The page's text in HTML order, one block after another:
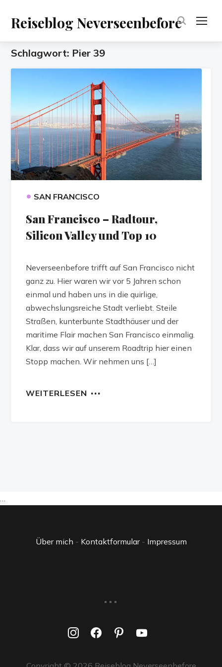
Reiseblog Neverseenbefore
Schlagwort: Pier 39
• SAN FRANCISCO
San Francisco – Radtour,
Silicon Valley und Top 10
Neverseenbefore trifft auf San Francisco nicht
ganz zu. Hier waren wir vor 5 Jahren schon
einmal und haben uns in die quirlige,
abwechslungsreiche Stadt verliebt. Steile
Straßen, kunterbunte Stadthäuser und der
maritime Flair machen San Francisco einmalig.
Klar, dass wir auf unserem Roadtrip hier einen
Stopp machen. Wir nehmen uns […]
WEITERLESEN
…
Über mich - Kontaktformular- Impressum
...
instagramfacebookpinterestyoutube